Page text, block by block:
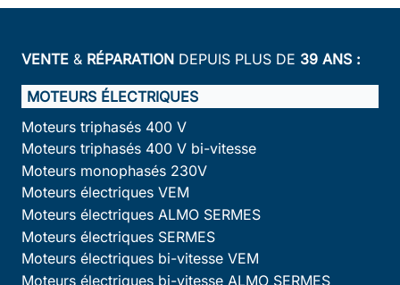
VENTE & RÉPARATION DEPUIS PLUS DE 39 ANS :
MOTEURS ÉLECTRIQUES
Moteurs triphasés 400 V
Moteurs triphasés 400 V bi-vitesse
Moteurs monophasés 230V
Moteurs électriques VEM
Moteurs électriques ALMO SERMES
Moteurs électriques SERMES
Moteurs électriques bi-vitesse VEM
Moteurs électriques bi-vitesse ALMO SERMES